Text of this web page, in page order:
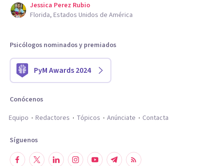
Jessica Perez Rubio
Florida, Estados Unidos de América
Psicólogos nominados y premiados
PyM Awards 2024
Conócenos
Equipo
Redactores Tópicos Anúnciate Contacta
Síguenos